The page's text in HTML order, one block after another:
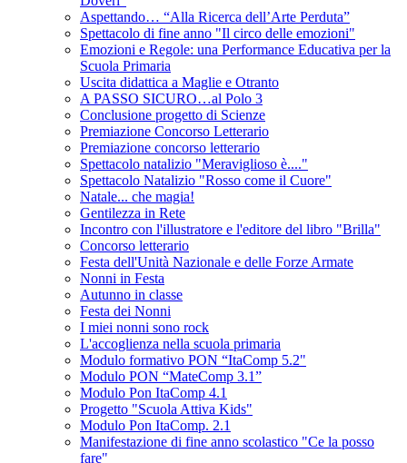
Aspettando… “Alla Ricerca dell’Arte Perduta”
Spettacolo di fine anno "Il circo delle emozioni"
Emozioni e Regole: una Performance Educativa per la
Scuola Primaria
Uscita didattica a Maglie e Otranto
A PASSO SICURO…al Polo 3
Conclusione progetto di Scienze
Premiazione Concorso Letterario
Premiazione concorso letterario
Spettacolo natalizio "Meraviglioso è...."
Spettacolo Natalizio "Rosso come il Cuore"
Natale... che magia!
Gentilezza in Rete
Incontro con l'illustratore e l'editore del libro "Brilla"
Concorso letterario
Festa dell'Unità Nazionale e delle Forze Armate
Nonni in Festa
Autunno in classe
Festa dei Nonni
I miei nonni sono rock
L'accoglienza nella scuola primaria
Modulo formativo PON “ItaComp 5.2"
Modulo PON “MateComp 3.1”
Modulo Pon ItaComp 4.1
Progetto "Scuola Attiva Kids"
Modulo Pon ItaComp. 2.1
Manifestazione di fine anno scolastico "Ce la posso
fare"